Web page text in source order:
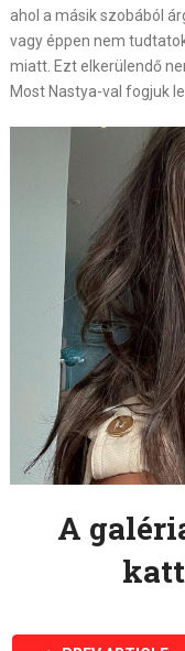
ahol a másik szobából
vagy éppen nem
miatt. Ezt elkerülendő
Most Nastya-val fogjuk
A